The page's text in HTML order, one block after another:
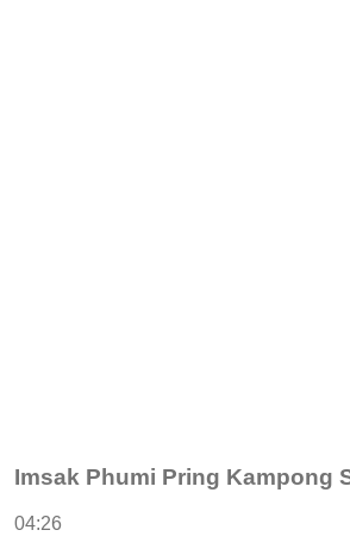
Imsak Phumi Pring Kampong
04:26